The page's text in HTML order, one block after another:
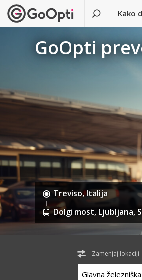
Kako
GoOpti
Treviso, Italija
Dolgi most, Ljubljana,
Zamenjaj lokaciji